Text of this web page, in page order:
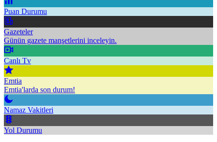
Puan Durumu
Gazeteler
Günün gazete manşetlerini inceleyin.
Canlı Tv
Emtia
Emtia'larda son durum!
Namaz Vakitleri
Yol Durumu